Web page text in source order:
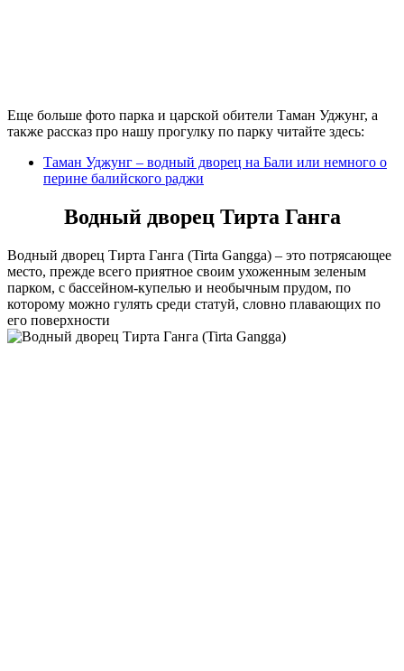
Еще больше фото парка и царской обители Таман Уджунг, а
также рассказ про нашу прогулку по парку читайте здесь:
Таман Уджунг – водный дворец на Бали или немного о
перине балийского раджи
Водный дворец Тирта Ганга
Водный дворец Тирта Ганга (Tirta Gangga) – это потрясающее
место, прежде всего приятное своим ухоженным зеленым
парком, с бассейном-купелью и необычным прудом, по
которому можно гулять среди статуй, словно плавающих по
его поверхности